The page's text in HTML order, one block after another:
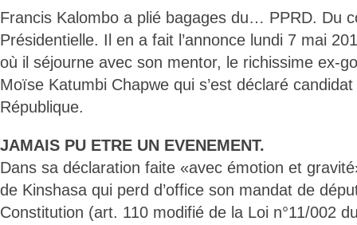
Francis Kalombo a plié bagages du… PPRD. Du
Présidentielle. Il en a fait l’annonce lundi 7 mai
où il séjourne avec son mentor, le richissime ex-
Moïse Katumbi Chapwe qui s’est déclaré
République.
JAMAIS PU ETRE UN EVENEMENT.
Dans sa déclaration faite «avec émotion et
de Kinshasa qui perd d’office son mandat de
Constitution (art. 110 modifié de la Loi n°11/002